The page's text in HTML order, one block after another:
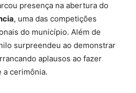
presença na abertura do
, uma das competições
do município. Além de
surpreendeu ao demonstrar
aplausos ao fazer
a cerimônia.